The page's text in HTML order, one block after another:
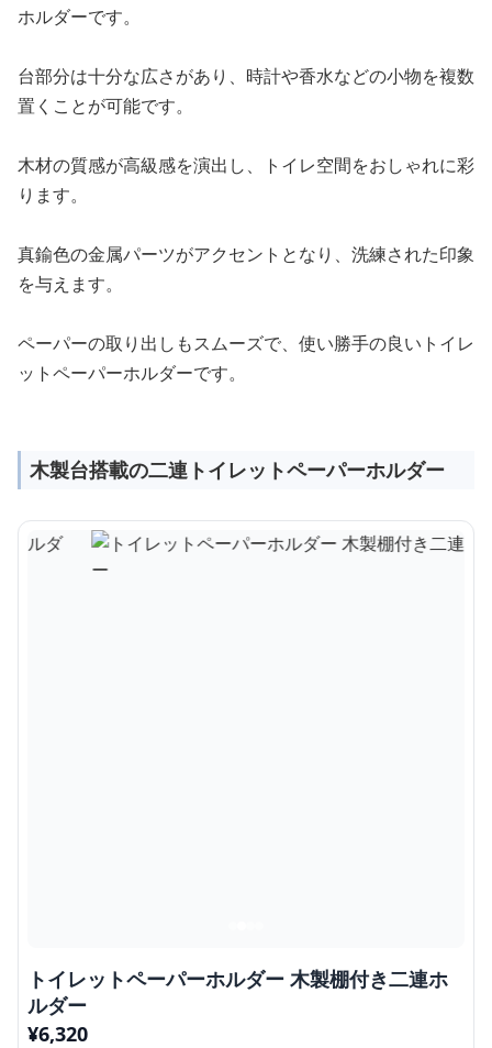
ホルダーです。
台部分は十分な広さがあり、時計や香水などの小物を複数
置くことが可能です。
木材の質感が高級感を演出し、トイレ空間をおしゃれに彩
ります。
真鍮色の金属パーツがアクセントとなり、洗練された印象
を与えます。
ペーパーの取り出しもスムーズで、使い勝手の良いトイレ
ットペーパーホルダーです。
木製台搭載の二連トイレットペーパーホルダー
トイレットペーパーホルダー 木製棚付き二連ホ
ルダー
¥6,320